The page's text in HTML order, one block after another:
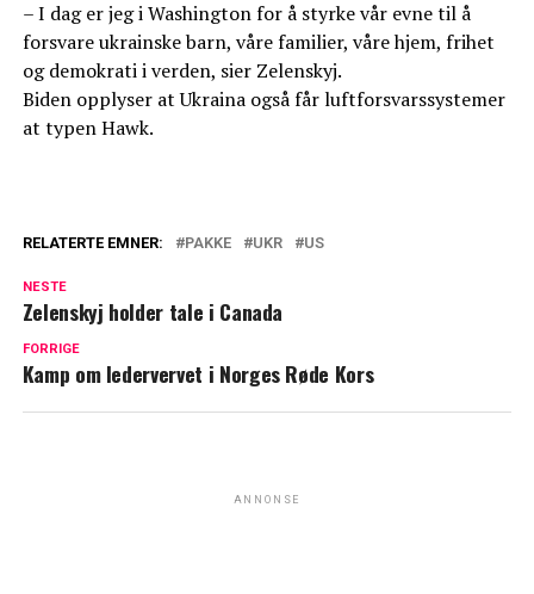
– I dag er jeg i Washington for å styrke vår evne til å
forsvare ukrainske barn, våre familier, våre hjem, frihet
og demokrati i verden, sier Zelenskyj.
Biden opplyser at Ukraina også får luftforsvarssystemer
at typen Hawk.
RELATERTE EMNER: PAKKE UKR US
NESTE
Zelenskyj holder tale i Canada
FORRIGE
Kamp om ledervervet i Norges Røde Kors
ANNONSE